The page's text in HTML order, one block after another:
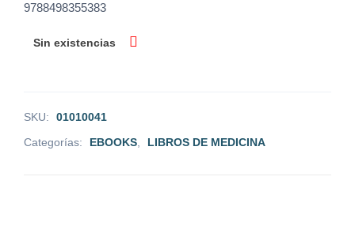
9788498355383
Sin existencias
SKU:
01010041
Categorías:
EBOOKS LIBROS DE MEDICINA